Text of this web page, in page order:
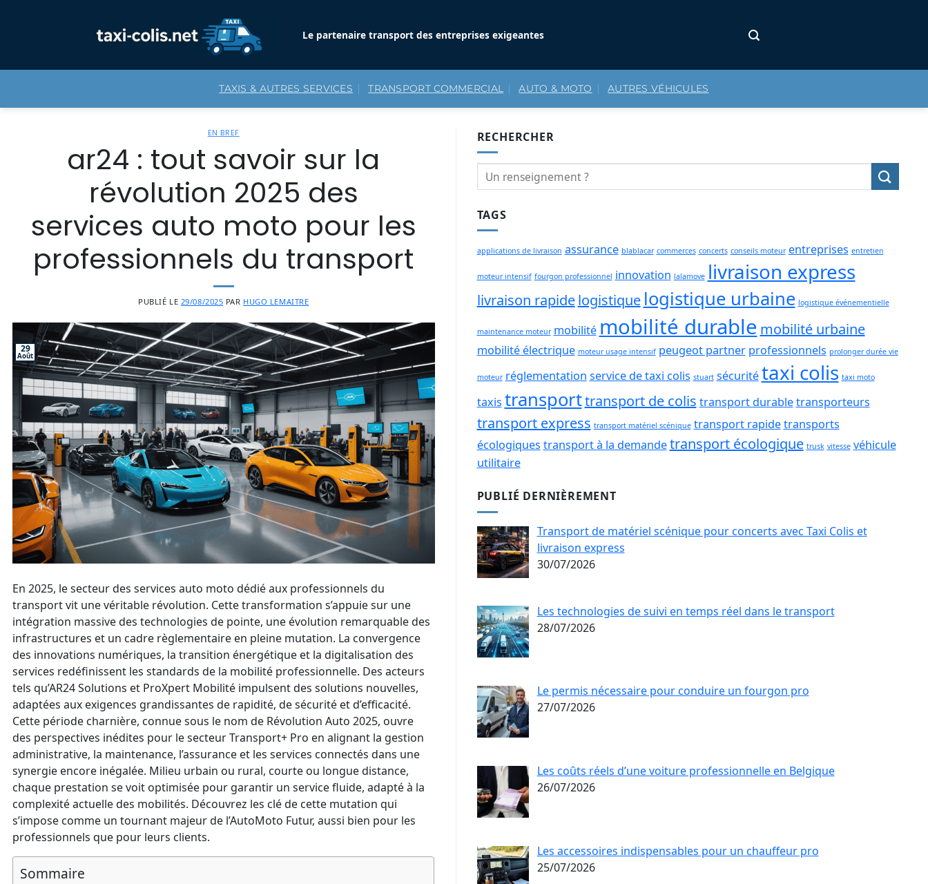
Le partenaire transport des entreprises exigeantes
TAXIS & AUTRES SERVICES TRANSPORT COMMERCIAL AUTO & MOTO AUTRES VÉHICULES
EN BREF
ar24 : tout savoir sur la
révolution 2025 des
services auto moto pour les
professionnels du transport
PUBLIÉ LE 29/08/2025 PAR HUGO LEMAITRE
29
Août
En 2025, le secteur des services auto moto dédié aux professionnels du
transport vit une véritable révolution. Cette transformation s’appuie sur une
intégration massive des technologies de pointe, une évolution remarquable des
infrastructures et un cadre règlementaire en pleine mutation. La convergence
des innovations numériques, la transition énergétique et la digitalisation des
services redéfinissent les standards de la mobilité professionnelle. Des acteurs
tels qu’AR24 Solutions et ProXpert Mobilité impulsent des solutions nouvelles,
adaptées aux exigences grandissantes de rapidité, de sécurité et d’efficacité.
Cette période charnière, connue sous le nom de Révolution Auto 2025, ouvre
des perspectives inédites pour le secteur Transport+ Pro en alignant la gestion
administrative, la maintenance, l’assurance et les services connectés dans une
synergie encore inégalée. Milieu urbain ou rural, courte ou longue distance,
chaque prestation se voit optimisée pour garantir un service fluide, adapté à la
complexité actuelle des mobilités. Découvrez les clé de cette mutation qui
s’impose comme un tournant majeur de l’AutoMoto Futur, aussi bien pour les
professionnels que pour leurs clients.
Sommaire
RECHERCHER
TAGS
applications de livraison assurance blablacar commerces concerts conseils moteur entreprises entretien
moteur intensif fourgon professionnel innovation lalamove livraison express
livraison rapide logistique logistique urbaine logistique événementielle
maintenance moteur mobilité mobilité durable mobilité urbaine
mobilité électrique moteur usage intensif peugeot partner professionnels prolonger durée vie
moteur réglementation service de taxi colis stuart sécurité taxi colis taxi moto
taxis transporttransport de colis transport durable transporteurs
transport express transport matériel scénique transport rapide transports
écologiques transport à la demande transport écologique trusk vitesse véhicule
utilitaire
PUBLIÉ DERNIÈREMENT
Transport de matériel scénique pour concerts avec Taxi Colis et
livraison express
30/07/2026
Les technologies de suivi en temps réel dans le transport
28/07/2026
Le permis nécessaire pour conduire un fourgon pro
27/07/2026
Les coûts réels d’une voiture professionnelle en Belgique
26/07/2026
Les accessoires indispensables pour un chauffeur pro
25/07/2026